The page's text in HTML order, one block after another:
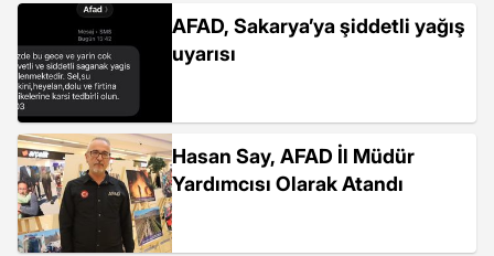
AFAD, Sakarya’ya şiddetli yağış
uyarısı
Hasan Say, AFAD İl Müdür
Yardımcısı Olarak Atandı